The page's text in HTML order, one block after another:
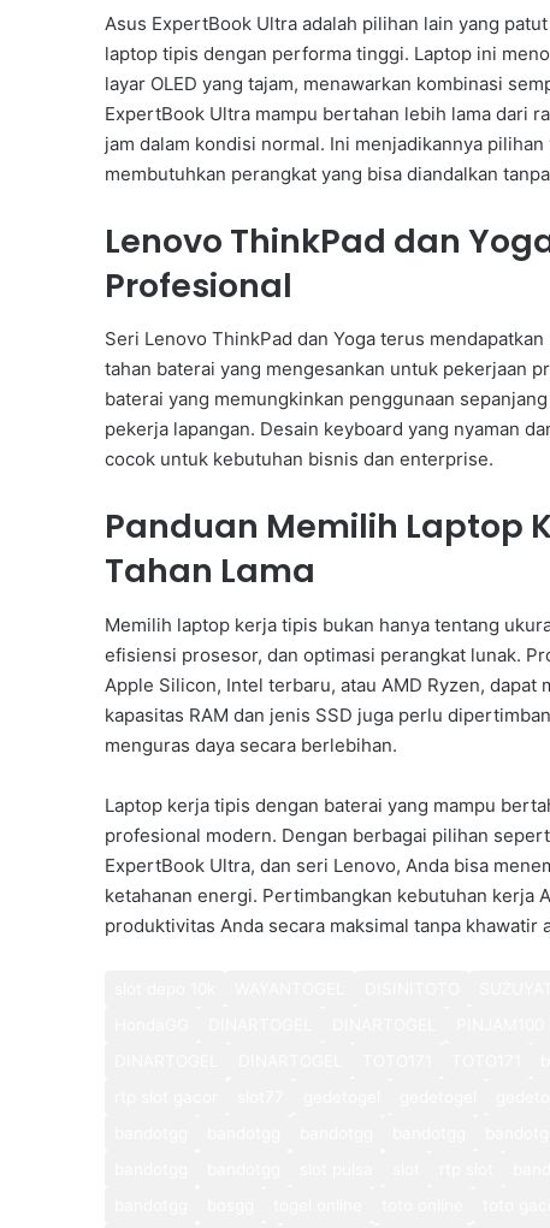
Asus ExpertBook Ultra adalah pilihan lain yang
laptop tipis dengan performa tinggi. Laptop ini
layar OLED yang tajam, menawarkan kombinasi
ExpertBook Ultra mampu bertahan lebih lama dari
jam dalam kondisi normal. Ini menjadikannya
membutuhkan perangkat yang bisa diandalkan
Lenovo ThinkPad dan
Profesional
Seri Lenovo ThinkPad dan Yoga terus
tahan baterai yang mengesankan untuk pekerjaan
baterai yang memungkinkan penggunaan
pekerja lapangan. Desain keyboard yang nyaman
cocok untuk kebutuhan bisnis dan enterprise.
Panduan Memilih Laptop
Tahan Lama
Memilih laptop kerja tipis bukan hanya tentang
efisiensi prosesor, dan optimasi perangkat lunak.
Apple Silicon, Intel terbaru, atau AMD Ryzen,
kapasitas RAM dan jenis SSD juga perlu
menguras daya secara berlebihan.
Laptop kerja tipis dengan baterai yang mampu
profesional modern. Dengan berbagai pilihan
ExpertBook Ultra, dan seri Lenovo, Anda bisa
ketahanan energi. Pertimbangkan kebutuhan kerja
produktivitas Anda secara maksimal tanpa khawatir